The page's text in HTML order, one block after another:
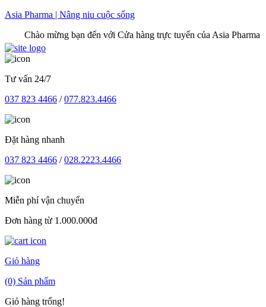
Skip
content
Asia Pharma | Nâng niu cuộc sống
Chào mừng bạn đến với Cửa hàng trực tuyến của Asia Pharma
Tư vấn 24/7
037 823 4466 /077.823.4466
Đặt hàng nhanh
037 823 4466 /028.2223.4466
Miễn phí vận chuyển
Đơn hàng từ 1.000.000đ
Giỏ hàng
(0) Sản phẩm
Giỏ hàng trống!